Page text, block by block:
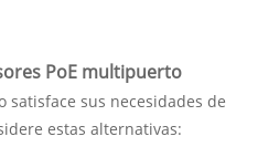
PoE multipuerto
satisface sus necesidades de
estas alternativas: